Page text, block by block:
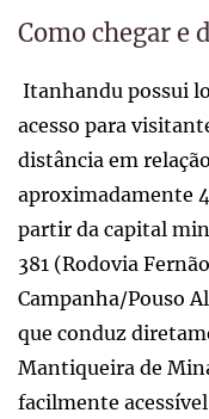
Como chegar e
Itanhandu possui
acesso para
distância em
aproximadamente
partir da capital
381 (Rodovia
Campanha/Pouso
que conduz
Mantiqueira de
facilmente